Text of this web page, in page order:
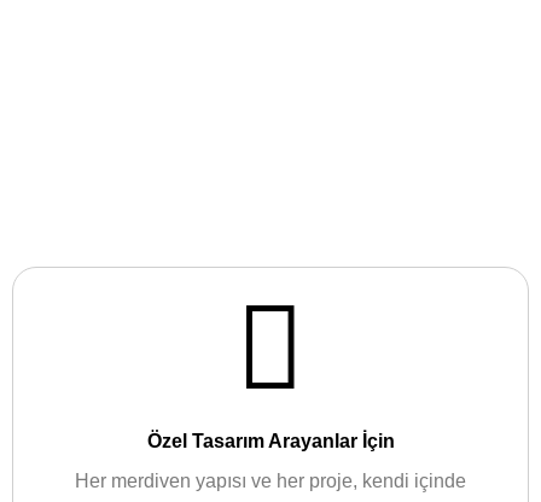
Özel Tasarım Arayanlar İçin
Her merdiven yapısı ve her proje, kendi içinde